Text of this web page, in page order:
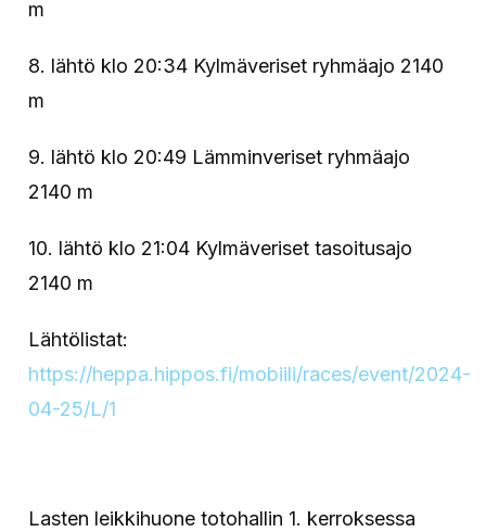
m
8. lähtö klo 20:34 Kylmäveriset ryhmäajo 2140
m
9. lähtö klo 20:49 Lämminveriset ryhmäajo
2140 m
10. lähtö klo 21:04 Kylmäveriset tasoitusajo
2140 m
Lähtölistat:
https://heppa.hippos.fi/mobiili/races/event/2024-
04-25/L/1
Lasten leikkihuone totohallin 1. kerroksessa